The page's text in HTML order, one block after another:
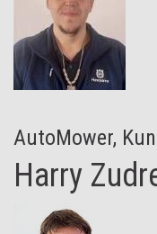
AutoMower,
Harry